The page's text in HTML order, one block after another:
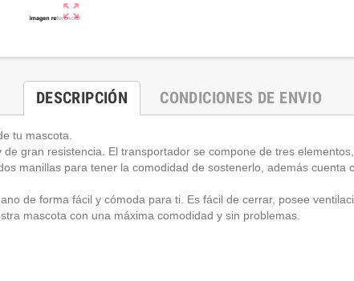
zoom_out_map
DESCRIPCIÓN CONDICIONES DE ENVIO
tu mascota.
gran resistencia. El transportador se compone de tres
manillas para tener la comodidad de sostenerlo, además
de forma fácil y cómoda para ti. Es fácil de cerrar, posee
mascota con una máxima comodidad y sin problemas.